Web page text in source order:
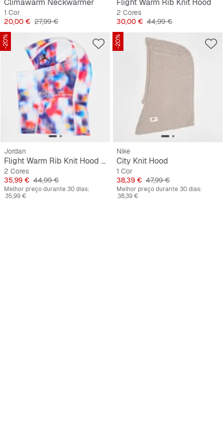
Climawarm Neckwarmer
1 Cor
Preço
20,00 € Preço original
27,99 €
Flight Warm Rib Knit Hood
2 Cores
Preço
30,00 € Preço original
44,99 €
-20%
Jordan
Flight Warm Rib Knit Hood All Over Print
2 Cores
Preço
35,99 € Preço original
44,99 €
Melhor preço durante 30 dias:
35,99 €
-20%
Nike
City Knit Hood
1 Cor
Preço
38,39 € Preço original
47,99 €
Melhor preço durante 30 dias:
38,39 €